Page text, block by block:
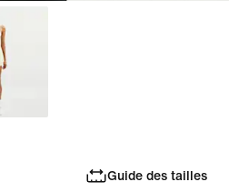
Guide des tailles